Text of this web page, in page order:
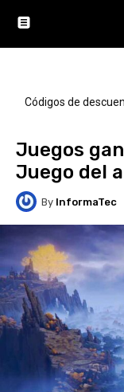
Códigos de
Juegos
Juego del
By InformaTec